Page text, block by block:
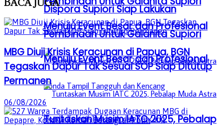
Menuju Event Besar dan Profesional
Tuntaskan Musim IATC 2025, Pebalap
Dispora Supiori Siap Lakukan
Pembinaan Untuk Galanita Supiori
Menuju Event Besar dan Profesional
MBG Diuji Krisis Keracunan di Papua, BGN
Tegaskan Dapur Tak Sesuai SOP Siap Ditutup
Permanen
06/08/2026